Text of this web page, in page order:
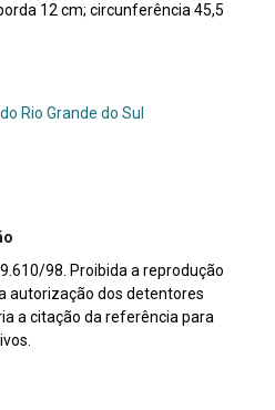
12 cm; circunferência 45,5
Rio Grande do Sul
98. Proibida a reprodução
autorização dos detentores
a citação da referência para